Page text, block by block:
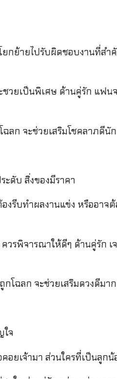
กย้ายไปรับผิดชอบงานที่ส
วยเป็นพิเศษ ด้านคู่รัก แฟ
ลก จะช่วยเสริมโชคลาภดีนั
ะดับ สิ่งของมีราคา
รีบทำผลงานแข่ง หรืออาจ
วรพิจารณาให้ดีๆ ด้านคู่รัก เ
โฉลก จะช่วยเสริมดวงดีมาก
จ
อยเจ้ามา ส่วนใครที่เป็นลูก